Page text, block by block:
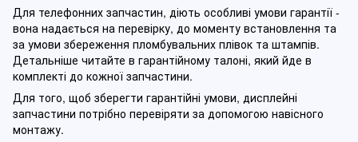
Для телефонних запчастин, діють особливі умови гарантії -
вона надається на перевірку, до моменту встановлення та
за умови збереження пломбувальних плівок та штампів.
Детальніше читайте в гарантійному талоні, який йде в
комплекті до кожної запчастини.
Для того, щоб зберегти гарантійні умови, дисплейні
запчастини потрібно перевіряти за допомогою навісного
монтажу.